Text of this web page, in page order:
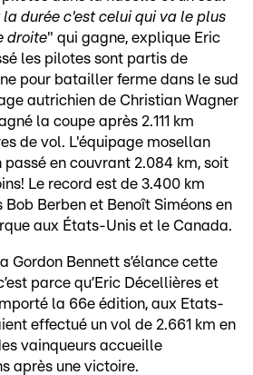
la durée c'est celui qui va le plus
droite" qui gagne, explique Eric
les pilotes sont partis de
pour batailler ferme dans le sud
autrichien de Christian Wagner
la coupe après 2.111 km
de vol. L'équipage mosellan
en couvrant 2.084 km, soit
Le record est de 3.400 km
Berben et Benoît Siméons en
aux États-Unis et le Canada.
Gordon Bennett s’élance cette
parce qu’Eric Décellières et
la 66e édition, aux Etats-
effectué un vol de 2.661 km en
vainqueurs accueille
après une victoire.